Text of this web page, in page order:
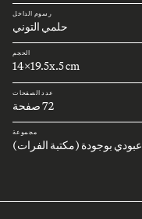
رسوم الداخل
حلمي التوني
الحجم
14x19.5x.5 cm
عدد الصفحات
72 صفحة
مجموعة
عبودي بوجودة (مكتبة الفرات)